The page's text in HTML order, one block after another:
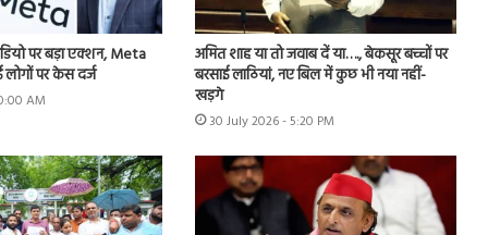
पर बड़ा एक्शन, Meta
पर केस दर्ज
AM
अमित शाह या तो जवाब दें या…., बेकसूर बच्चों पर
बरसाई लाठियां, नए बिल में कुछ भी नया नहीं-
खड़गे
30 July 2026 - 5:20 PM